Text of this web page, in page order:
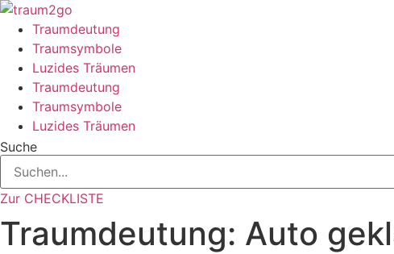
Zum
Inhalt
springen
Traumdeutung
Traumsymbole
Luzides Träumen
Traumdeutung
Traumsymbole
Luzides Träumen
Suche
Zur CHECKLISTE
Traumdeutung: Auto